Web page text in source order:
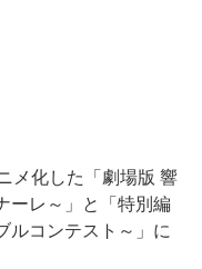
メ化した「劇場版 響
ーレ～」と「特別編
ルコンテスト～」に